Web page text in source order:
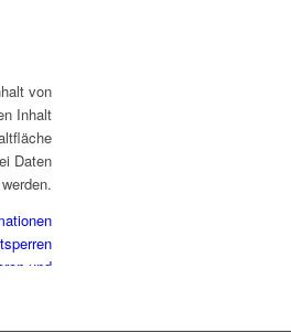
von
Inhalt
Daten
und